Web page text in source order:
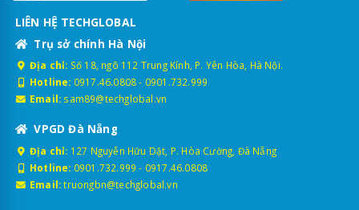
LIÊN HỆ TECHGLOBAL
Trụ sở chính Hà Nội
Địa chỉ: Số 18, ngõ 112 Trung Kính, P. Yên Hòa, Hà Nội.
Hotline: 0917.46.0808- 0901.732.999
Email: sam89@techglobal.vn
VPGD Đà Nẵng
Địa chỉ: 127 Nguyễn Hữu Dật, P. Hòa Cường, Đà Nẵng
Hotline: 0901.732.999 - 0917.46.0808
Email: truongbn@techglobal.vn